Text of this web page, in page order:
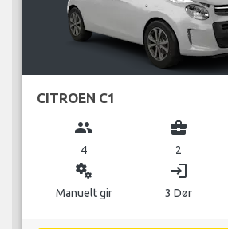
CITROEN C1
group
4
business_center
2
miscellaneous_services
Manuelt gir
login
3 Dør